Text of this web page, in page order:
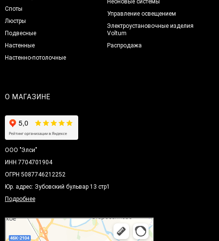
Споты
Люстры
Подвесные
Настенные
Настенно-потолочные
Неоновые системы
Управление освещением
Электроустановочные изделия
Voltum
Распродажа
О МАГАЗИНЕ
ООО "Элси"
ИНН 7704701904
ОГРН 5087746212252
Юр. адрес: Зубовский бульвар 13 стр1
Подробнее